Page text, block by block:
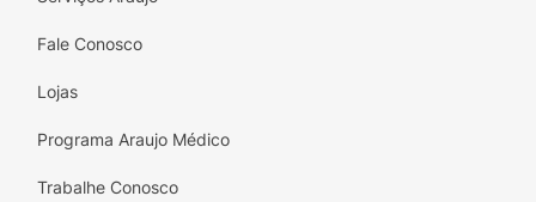
Fale Conosco
Lojas
Programa Araujo Médico
Trabalhe Conosco